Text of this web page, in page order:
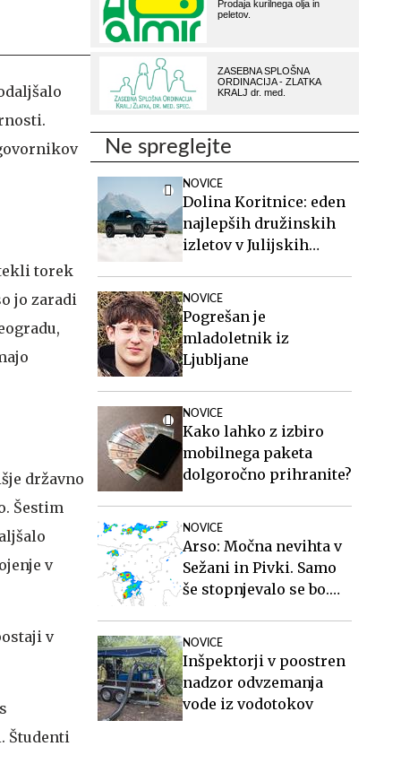
torek
jo zaradi
državno
Šestim
v
v
Študenti
Ne spreglejte
NOVICE
Dolina Koritnice: eden
najlepših družinskih
izletov v Julijskih
NOVICE
Pogrešan je
mladoletnik iz
Ljubljane
NOVICE
Kako lahko z izbiro
mobilnega paketa
dolgoročno prihranite?
NOVICE
Arso: Močna nevihta v
Sežani in Pivki. Samo
še stopnjevalo se bo.
NOVICE
Inšpektorji v poostren
nadzor odvzemanja
vode iz vodotokov